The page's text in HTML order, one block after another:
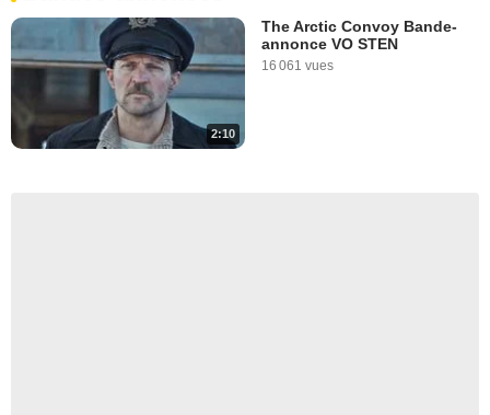
2:10
The Arctic Convoy Bande-
annonce VO STEN
16 061 vues